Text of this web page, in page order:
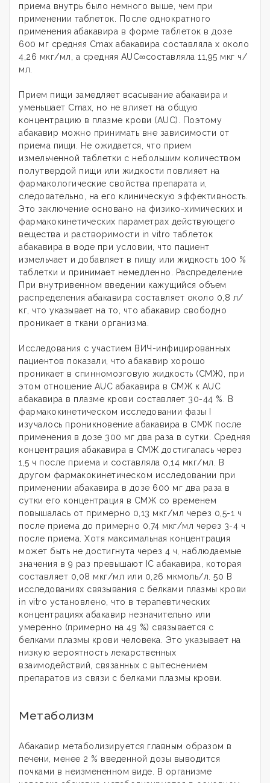
приема внутрь было немного выше, чем при
применении таблеток. После однократного
применения абакавира в форме таблеток в дозе
600 мг средняя Сmах абакавира составляла х около
4,26 мкг/мл, а средняя AUC∞составляла 11,95 мкг ч/
мл.
Прием пищи замедляет всасывание абакавира и
уменьшает Сmах, но не влияет на общую
концентрацию в плазме крови (AUC). Поэтому
абакавир можно принимать вне зависимости от
приема пищи. Не ожидается, что прием
измельченной таблетки с небольшим количеством
полутвердой пищи или жидкости повлияет на
фармакологические свойства препарата и,
следовательно, на его клиническую эффективность.
Это заключение основано на физико-химических и
фармакокинетических параметрах действующего
вещества и растворимости in vitro таблеток
абакавира в воде при условии, что пациент
измельчает и добавляет в пищу или жидкость 100 %
таблетки и принимает немедленно. Распределение
При внутривенном введении кажущийся объем
распределения абакавира составляет около 0,8 л/
кг, что указывает на то, что абакавир свободно
проникает в ткани организма.
Исследования с участием ВИЧ-инфицированных
пациентов показали, что абакавир хорошо
проникает в спинномозговую жидкость (СМЖ), при
этом отношение AUC абакавира в СМЖ к AUC
абакавира в плазме крови составляет 30-44 %. В
фармакокинетическом исследовании фазы I
изучалось проникновение абакавира в СМЖ после
применения в дозе 300 мг два раза в сутки. Средняя
концентрация абакавира в СМЖ достигалась через
1,5 ч после приема и составляла 0,14 мкг/мл. В
другом фармакокинетическом исследовании при
применении абакавира в дозе 600 мг два раза в
сутки его концентрация в СМЖ со временем
повышалась от примерно 0,13 мкг/мл через 0,5-1 ч
после приема до примерно 0,74 мкг/мл через 3-4 ч
после приема. Хотя максимальная концентрация
может быть не достигнута через 4 ч, наблюдаемые
значения в 9 раз превышают IC абакавира, которая
составляет 0,08 мкг/мл или 0,26 мкмоль/л. 50 В
исследованиях связывания с белками плазмы крови
in vitro установлено, что в терапевтических
концентрациях абакавир незначительно или
умеренно (примерно на 49 %) связывается с
белками плазмы крови человека. Это указывает на
низкую вероятность лекарственных
взаимодействий, связанных с вытеснением
препаратов из связи с белками плазмы крови.
Метаболизм
Абакавир метаболизируется главным образом в
печени, менее 2 % введенной дозы выводится
почками в неизмененном виде. В организме